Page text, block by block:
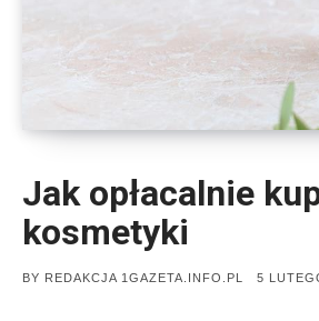
Jak opłacalnie
kosmetyki
BY REDAKCJA 1GAZETA.INFO.PL
POSTED
5